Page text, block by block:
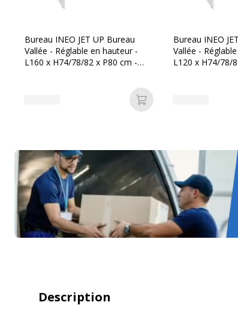
Bureau INEO JET UP Bureau
Vallée - Réglable en hauteur -
L160 x H74/78/82 x P80 cm -
Ajouter au panier
Bureau INEO
Vallée -
L120 x H74/78/
Description